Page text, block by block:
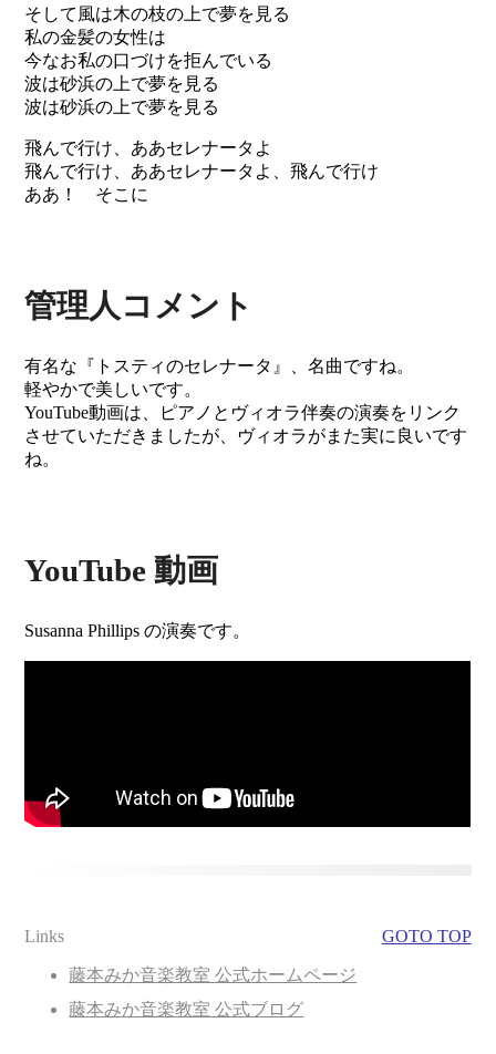
そして風は木の枝の上で夢を見る
私の金髪の女性は
今なお私の口づけを拒んでいる
波は砂浜の上で夢を見る
波は砂浜の上で夢を見る
飛んで行け、ああセレナータよ
飛んで行け、ああセレナータよ、飛んで行け
ああ！ そこに
管理人コメント
有名な『トスティのセレナータ』、名曲ですね。
軽やかで美しいです。
YouTube動画は、ピアノとヴィオラ伴奏の演奏をリンク
させていただきましたが、ヴィオラがまた実に良いです
ね。
YouTube 動画
Susanna Phillips の演奏です。
GOTO TOP
Links
藤本みか音楽教室 公式ホームページ
藤本みか音楽教室 公式ブログ